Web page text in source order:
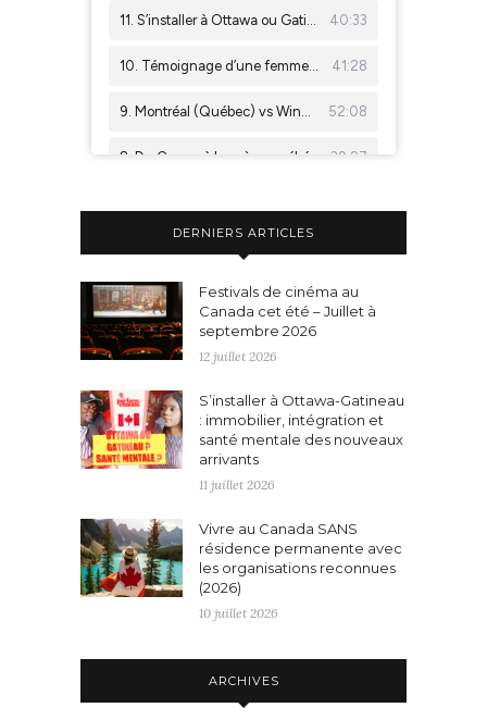
DERNIERS ARTICLES
Festivals de cinéma au
Canada cet été – Juillet à
septembre 2026
12 juillet 2026
S’installer à Ottawa-Gatineau
: immobilier, intégration et
santé mentale des nouveaux
arrivants
11 juillet 2026
Vivre au Canada SANS
résidence permanente avec
les organisations reconnues
(2026)
10 juillet 2026
ARCHIVES